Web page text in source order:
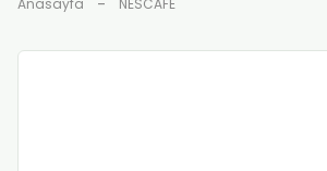
Anasayfa NESCAFE